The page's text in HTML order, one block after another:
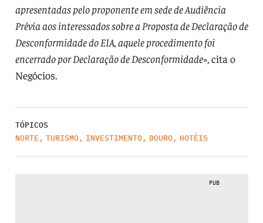
apresentadas pelo proponente em sede de Audiência
Prévia aos interessados sobre a Proposta de Declaração de
Desconformidade do EIA, aquele procedimento foi
encerrado por Declaração de Desconformidade», cita o
Negócios.
TÓPICOS
NORTE , TURISMO, INVESTIMENTO, DOURO, HOTÉIS
PUB